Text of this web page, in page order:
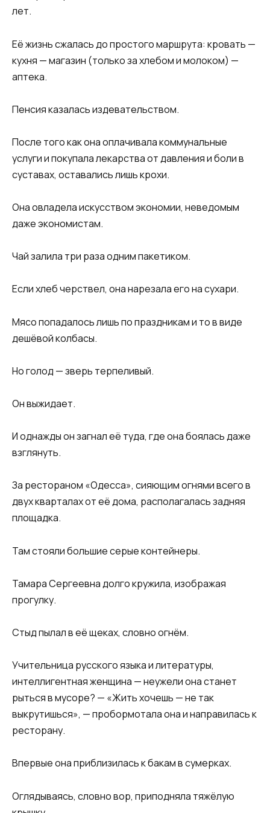
лет.
Её жизнь сжалась до простого маршрута: кровать —
кухня — магазин (только за хлебом и молоком) —
аптека.
Пенсия казалась издевательством.
После того как она оплачивала коммунальные
услуги и покупала лекарства от давления и боли в
суставах, оставались лишь крохи.
Она овладела искусством экономии, неведомым
даже экономистам.
Чай залила три раза одним пакетиком.
Если хлеб черствел, она нарезала его на сухари.
Мясо попадалось лишь по праздникам и то в виде
дешёвой колбасы.
Но голод — зверь терпеливый.
Он выжидает.
И однажды он загнал её туда, где она боялась даже
взглянуть.
За рестораном «Одесса», сияющим огнями всего в
двух кварталах от её дома, располагалась задняя
площадка.
Там стояли большие серые контейнеры.
Тамара Сергеевна долго кружила, изображая
прогулку.
Стыд пылал в её щеках, словно огнём.
Учительница русского языка и литературы,
интеллигентная женщина — неужели она станет
рыться в мусоре? — «Жить хочешь — не так
выкрутишься», — пробормотала она и направилась к
ресторану.
Впервые она приблизилась к бакам в сумерках.
Оглядываясь, словно вор, приподняла тяжёлую